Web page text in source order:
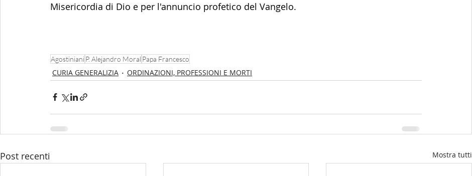
Misericordia di Dio e per l'annuncio profetico del Vangelo.
Agostiniani P. Alejandro Moral Papa Francesco
CURIA GENERALIZIA ORDINAZIONI, PROFESSIONI E MORTI
Post recenti Mostra tutti